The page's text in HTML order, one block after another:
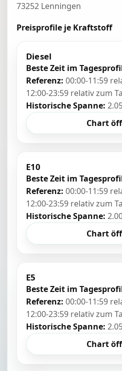
73252 Lenningen
Preisprofile je Kraftstoff
Diesel
Beste Zeit im
Referenz: 00:00-11:59
12:00-23:59 relativ zum
Historische Spanne:
Chart
E10
Beste Zeit im
Referenz: 00:00-11:59
12:00-23:59 relativ zum
Historische Spanne:
Chart
E5
Beste Zeit im
Referenz: 00:00-11:59
12:00-23:59 relativ zum
Historische Spanne:
Chart